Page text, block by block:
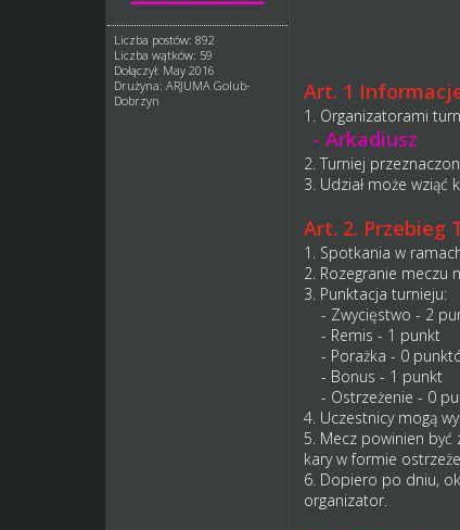
Liczba postów: 892
Liczba wątków: 59
Dołączył: May 2016
Drużyna: ARJUMA Golub-
Dobrzyn
Art. 1
1. Organizatorami
- Arkadiusz
2. Turniej
3. Udział może wziąć
Art. 2. Przebieg
1. Spotkania w
2. Rozegranie meczu
3. Punktacja turnieju:
- Zwycięstwo - 2
- Remis - 1 punkt
- Porażka - 0
- Bonus - 1 punkt
- Ostrzeżenie - 0
4. Uczestnicy mogą
5. Mecz powinien być
kary w formie
6. Dopiero po dniu,
organizator.